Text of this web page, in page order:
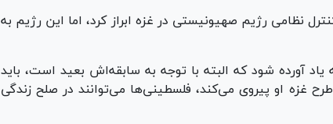
نظامی رژیم صهیونیستی در غزه ابراز کرد، اما این رژیم به
آورده شود که البته با توجه به سابقه‌اش بعید است، باید
غزه او پیروی می‌کند، فلسطینی‌ها می‌توانند در صلح زندگی